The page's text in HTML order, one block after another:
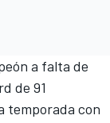
a falta de
de 91
temporada con